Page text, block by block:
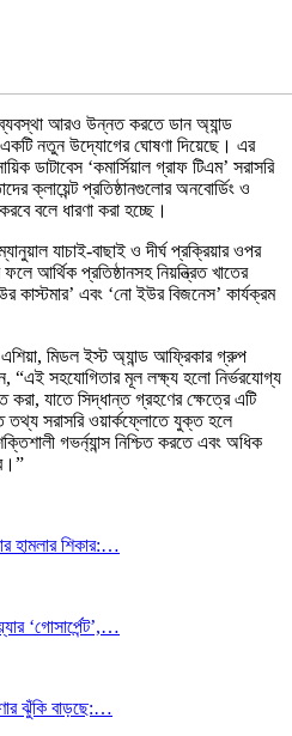
আরও উন্নত করতে ডান অ্যান্ড
একটি নতুন উদ্যোগের ঘোষণা দিয়েছে। এর
ডাটাবেস ‘কমার্সিয়াল গ্রাফ টিএম’ সরাসরি
ক্লায়েন্ট প্রতিষ্ঠানগুলোর অনবোর্ডিং ও
বলে ধারণা করা হচ্ছে।
যাচাই-বাছাই ও দীর্ঘ প্রক্রিয়ার ওপর
আর্থিক প্রতিষ্ঠানসহ নিয়ন্ত্রিত খাতের
কাস্টমার’ এবং ‘নো ইউর বিজনেস’ কার্যক্রম
এশিয়া, মিডল ইস্ট অ্যান্ড আফ্রিকার গ্রুপ
“এই সহযোগিতার মূল লক্ষ্য হলো নির্ভরযোগ্য
যাতে সিদ্ধান্ত গ্রহণের ক্ষেত্রে এটি
তথ্য সরাসরি ওয়ার্কফ্লোতে যুক্ত হলে
গভর্ন্যান্স নিশ্চিত করতে এবং অধিক
হামলার শিকার:…
‘গোসার্পেন্ট’,…
ঝুঁকি বাড়ছে:…